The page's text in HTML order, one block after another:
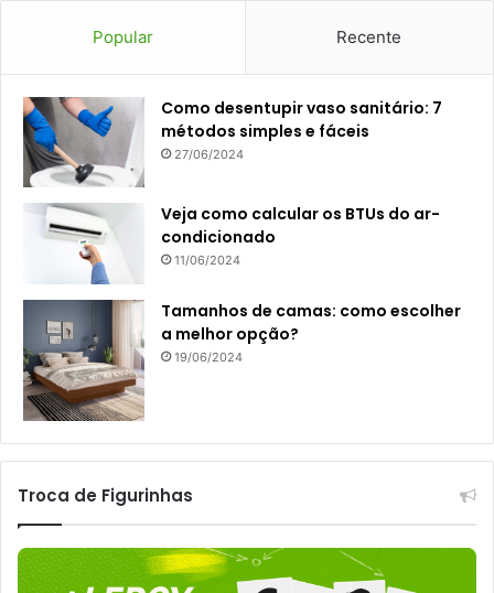
Popular Recente
Como desentupir vaso sanitário: 7
métodos simples e fáceis
27/06/2024
Veja como calcular os BTUs do ar-
condicionado
11/06/2024
Tamanhos de camas: como escolher
a melhor opção?
19/06/2024
Troca de Figurinhas